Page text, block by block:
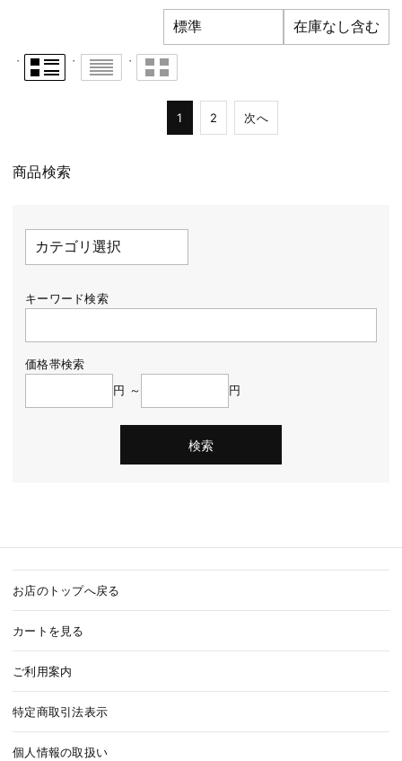
1 2 次へ
商品検索
キーワード検索
価格帯検索
円 ～
円
お店のトップへ戻る
カートを見る
ご利用案内
特定商取引法表示
個人情報の取扱い